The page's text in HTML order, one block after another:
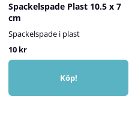
Spackelspade Plast 10.5 x 7
cm
Spackelspade i plast
10 kr
Köp!